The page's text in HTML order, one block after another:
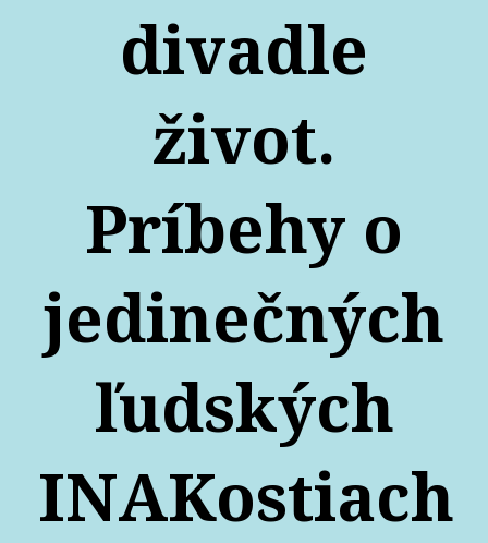
divadle
život.
Príbehy o
jedinečných
ľudských
INAKostiach